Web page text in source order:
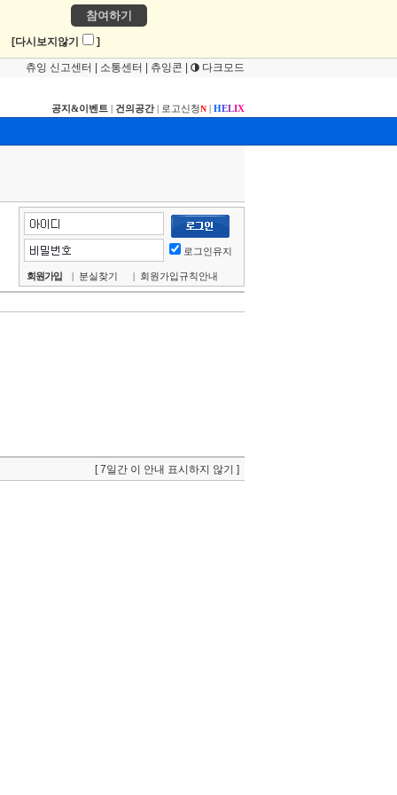
참여하기
[다시보지않기 ]
츄잉 신고센터 소통센터 츄잉콘 다크모드
공지&이벤트 | 건의공간| 로고신청N | HELIX
로그인유지
회원가입 | 분실찾기 | 회원가입규칙안내
[ 7일간 이 안내 표시하지 않기 ]